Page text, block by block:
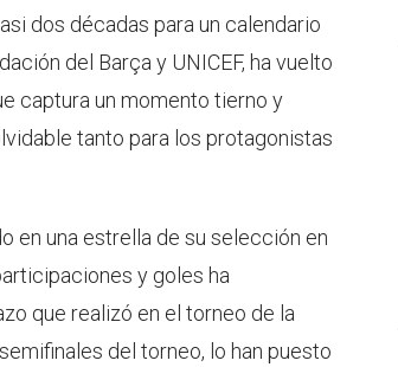
dos décadas para un calendario
del Barça y UNICEF, ha vuelto
captura un momento tierno y
tanto para los protagonistas
en una estrella de su selección en
y goles ha
que realizó en el torneo de la
del torneo, lo han puesto